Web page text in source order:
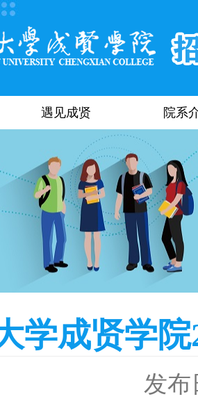
遇见成贤 院系
学成贤学
发布